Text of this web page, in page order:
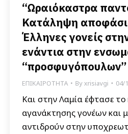
“Ωραιόκαστρα
Κατάληψη
Έλληνες γονείς
ενάντια στην
“προσφυγόπουλων”
ΕΠΙΚΑΙΡΟΤΗΤΑ Byxrisiavgi 04/
Και στην Λαμία έφτασε
αγανάκτησης γονέων και
αντιδρούν στην